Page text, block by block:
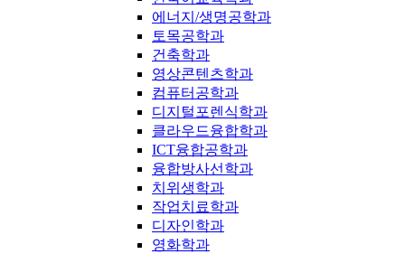
에너지/생명공학과
토목공학과
건축학과
영상콘텐츠학과
컴퓨터공학과
디지털포렌식학과
클라우드융합학과
ICT융합공학과
융합방사선학과
치위생학과
작업치료학과
디자인학과
영화학과